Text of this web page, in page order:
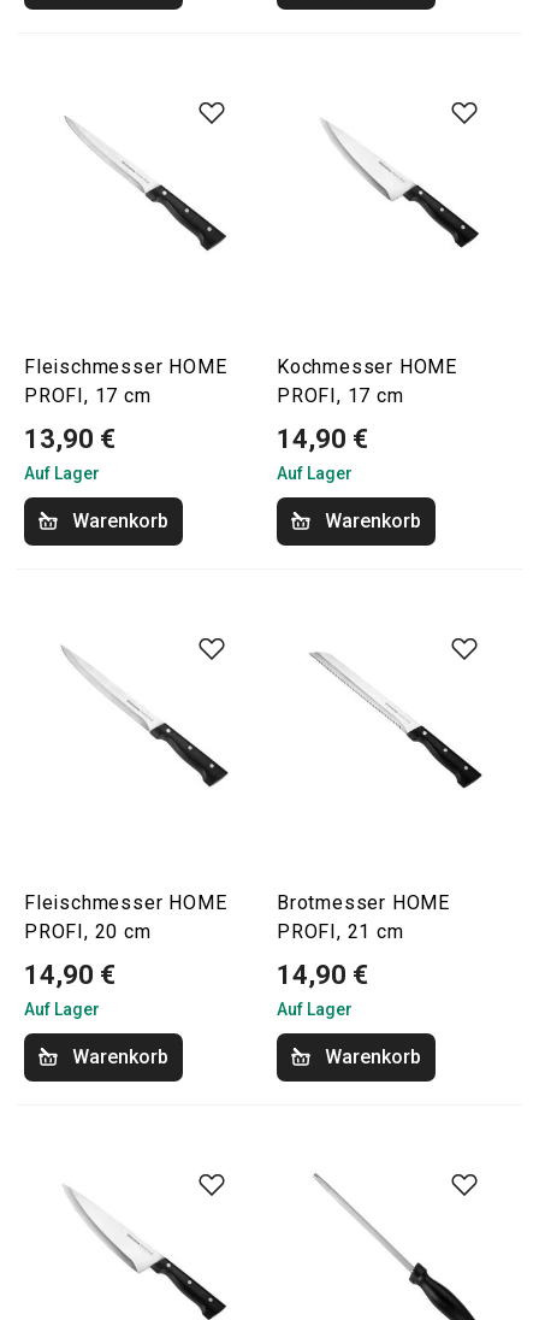
Fleischmesser HOME
PROFI, 17 cm
13,90 €
Auf Lager
Warenkorb
Kochmesser HOME
PROFI, 17 cm
14,90 €
Auf Lager
Warenkorb
Fleischmesser HOME
PROFI, 20 cm
14,90 €
Auf Lager
Warenkorb
Brotmesser HOME
PROFI, 21 cm
14,90 €
Auf Lager
Warenkorb